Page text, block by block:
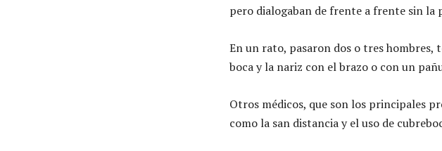
pero dialogaban de frente a frente sin la
En un rato, pasaron dos o tres hombres,
boca y la nariz con el brazo o con un
Otros médicos, que son los principales
como la san distancia y el uso de